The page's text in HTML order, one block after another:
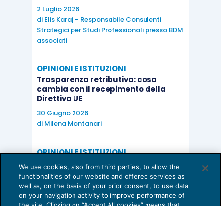
2 Luglio 2026
di Elis Karaj – Responsabile Consulenti
Strategici per Studi Professionali presso BDM
associati
OPINIONI E ISTITUZIONI
Trasparenza retributiva: cosa
cambia con il recepimento della
Direttiva UE
30 Giugno 2026
di Milena Montanari
OPINIONI E ISTITUZIONI
Valorizzare il potenziale dello Studio:
una riflessione sul futuro della
consulenza del lavoro
15 Giugno 2026
We use cookies, also from third parties, to allow the
functionalities of our website and offered services as
well as, on the basis of your prior consent, to use data
on your navigation activity to improve performance of